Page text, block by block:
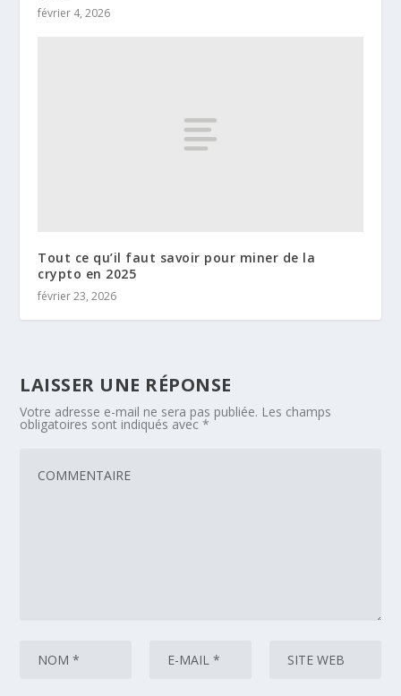
février 4, 2026
Tout ce qu’il faut savoir pour miner de la
crypto en 2025
février 23, 2026
LAISSER UNE RÉPONSE
Votre adresse e-mail ne sera pas publiée. Les champs
obligatoires sont indiqués avec*